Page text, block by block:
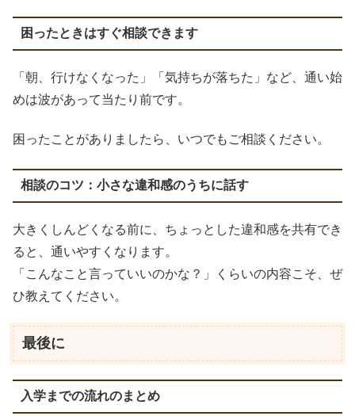
困ったときはすぐ相談できます
「朝、行けなくなった」「気持ちが落ちた」など、通い始
めは波があって当たり前です。
困ったことがありましたら、いつでもご相談ください。
相談のコツ：小さな違和感のうちに話す
大きくしんどくなる前に、ちょっとした違和感を共有でき
ると、通いやすくなります。
「こんなこと言っていいのかな？」くらいの内容こそ、ぜ
ひ教えてください。
最後に
入学までの流れのまとめ